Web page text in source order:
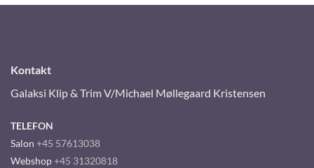
Kontakt
Galaksi Klip & Trim V/Michael Møllegaard Kristensen
TELEFON
Salon +45 57613038
Webshop+45 31320818